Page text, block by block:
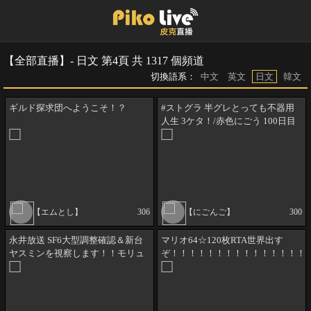
【全部直播】- 日文 第4頁 共 1317 個頻道
切換語系： 中文 英文 日文 韓文
ギルド探求団へようこそ！？
【エムとし】 306
#ストグラ 半グレとっても不器用
人生 3ケタ！/赤色にごう 100日目
【にごんご】 300
永井放送 SF6大型調整確認＆新台
ヤスミンを視察します！！モリュ
マリオ64☆120枚RTA世界出す
ぞ！！！！！！！！！！！！！！！